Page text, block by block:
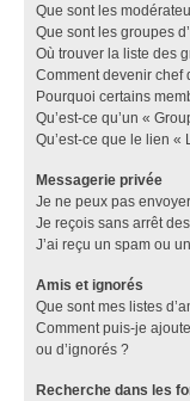
Que sont les
Que sont les groupes
Où trouver la liste des
Comment devenir chef
Pourquoi certains
Qu’est-ce qu’un «
Qu’est-ce que le lien «
Messagerie privée
Je ne peux pas
Je reçois sans arrêt
J’ai reçu un spam ou
Amis et ignorés
Que sont mes listes
Comment puis-je
ou d’ignorés ?
Recherche dans les